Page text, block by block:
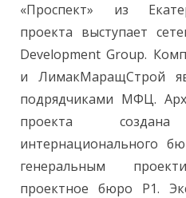
«Проспект» из
проекта выступает
Development Group.
и ЛимакМаращСтрой
подрядчиками МФЦ.
проекта
интернационального
генеральным
проектное бюро P1.